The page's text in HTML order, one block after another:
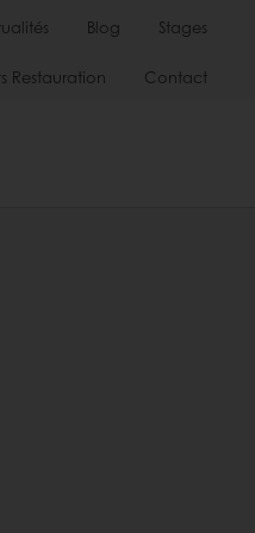
Blog Stages
Restauration Contact